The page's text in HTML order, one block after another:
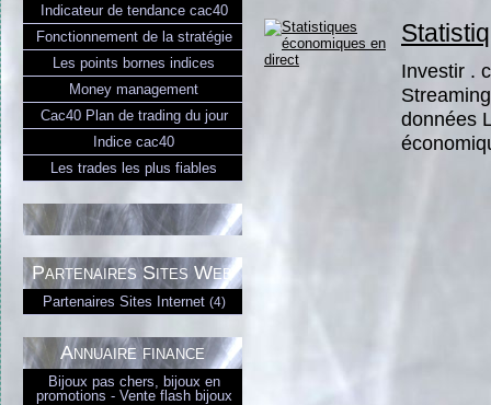
Indicateur de tendance cac40
Fonctionnement de la stratégie
Les points bornes indices
Money management
Cac40 Plan de trading du jour
Indice cac40
Les trades les plus fiables
Partenaires Sites Web
Partenaires Sites Internet (4)
Annuaire finance
Bijoux pas chers, bijoux en
promotions - Vente flash bijoux
Investir .
données